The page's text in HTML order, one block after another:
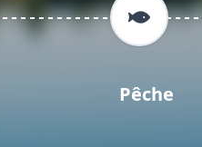
Pêche